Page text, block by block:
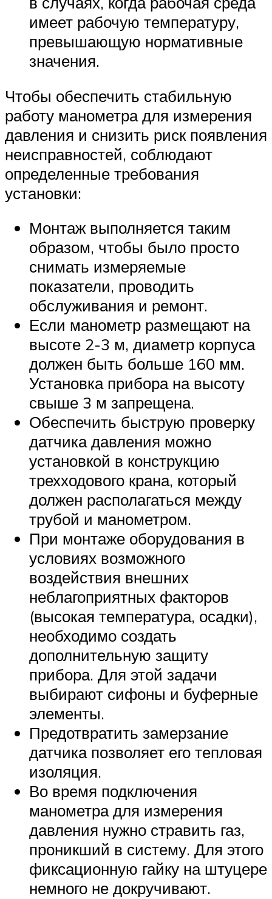
имеет рабочую температуру,
превышающую нормативные
значения.
Чтобы обеспечить стабильную
работу манометра для измерения
давления и снизить риск появления
неисправностей, соблюдают
определенные требования
установки:
Монтаж выполняется таким
образом, чтобы было просто
снимать измеряемые
показатели, проводить
обслуживания и ремонт.
Если манометр размещают на
высоте 2-3 м, диаметр корпуса
должен быть больше 160 мм.
Установка прибора на высоту
свыше 3 м запрещена.
Обеспечить быструю проверку
датчика давления можно
установкой в конструкцию
трехходового крана, который
должен располагаться между
трубой и манометром.
При монтаже оборудования в
условиях возможного
воздействия внешних
неблагоприятных факторов
(высокая температура, осадки),
необходимо создать
дополнительную защиту
прибора. Для этой задачи
выбирают сифоны и буферные
элементы.
Предотвратить замерзание
датчика позволяет его тепловая
изоляция.
Во время подключения
манометра для измерения
давления нужно стравить газ,
проникший в систему. Для этого
фиксационную гайку на штуцере
немного не докручивают.